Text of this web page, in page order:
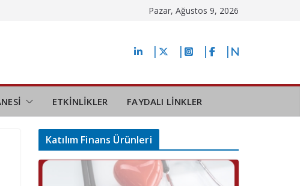
Pazar, Ağustos 9, 2026
ETKİNLİKLER FAYDALI LİNKLER
Katılım Finans Ürünleri